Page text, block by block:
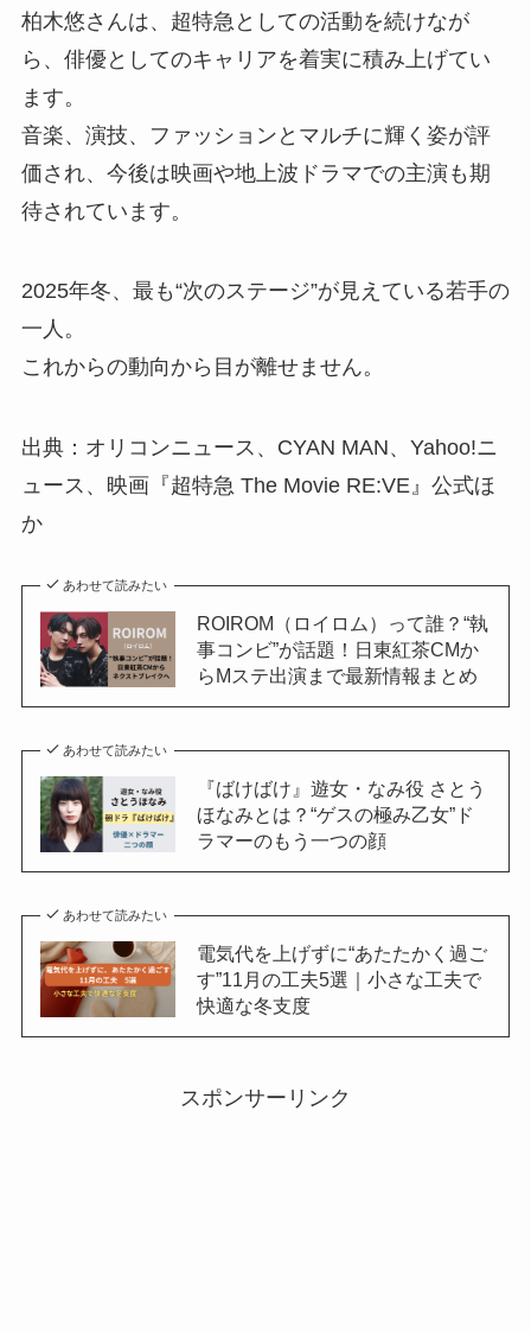
柏木悠さんは、超特急としての活動を続けなが
ら、俳優としてのキャリアを着実に積み上げてい
ます。
音楽、演技、ファッションとマルチに輝く姿が評
価され、今後は映画や地上波ドラマでの主演も期
待されています。
2025年冬、最も“次のステージ”が見えている若手の
一人。
これからの動向から目が離せません。
出典：オリコンニュース、CYAN MAN、Yahoo!ニ
ュース、映画『超特急 The Movie RE:VE』公式ほ
か
あわせて読みたい
ROIROM（ロイロム）って誰？“執
事コンビ”が話題！日東紅茶CMか
らMステ出演まで最新情報まとめ
あわせて読みたい
『ばけばけ』遊女・なみ役 さとう
ほなみとは？“ゲスの極み乙女”ド
ラマーのもう一つの顔
あわせて読みたい
電気代を上げずに“あたたかく過ご
す”11月の工夫5選｜小さな工夫で
快適な冬支度
スポンサーリンク